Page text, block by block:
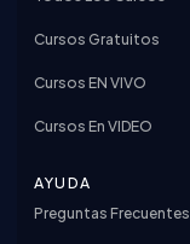
Cursos Gratuitos
Cursos EN VIVO
Cursos En VIDEO
AYUDA
Preguntas Frecuentes